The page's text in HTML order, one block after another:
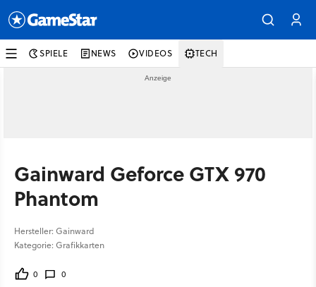
SPIELE NEWS VIDEOS TECH
Gainward Geforce GTX 970
Phantom
Hersteller: Gainward
Kategorie: Grafikkarten
0 0